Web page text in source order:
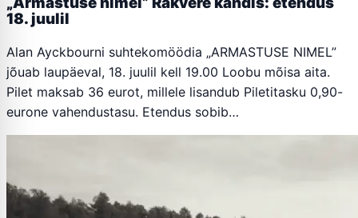
18. juulil
Alan Ayckbourni suhtekomöödia „ARMASTUSE NIMEL”
jõuab laupäeval, 18. juulil kell 19.00 Loobu mõisa aita.
Pilet maksab 36 eurot, millele lisandub Piletitasku 0,90-
eurone vahendustasu. Etendus sobib…